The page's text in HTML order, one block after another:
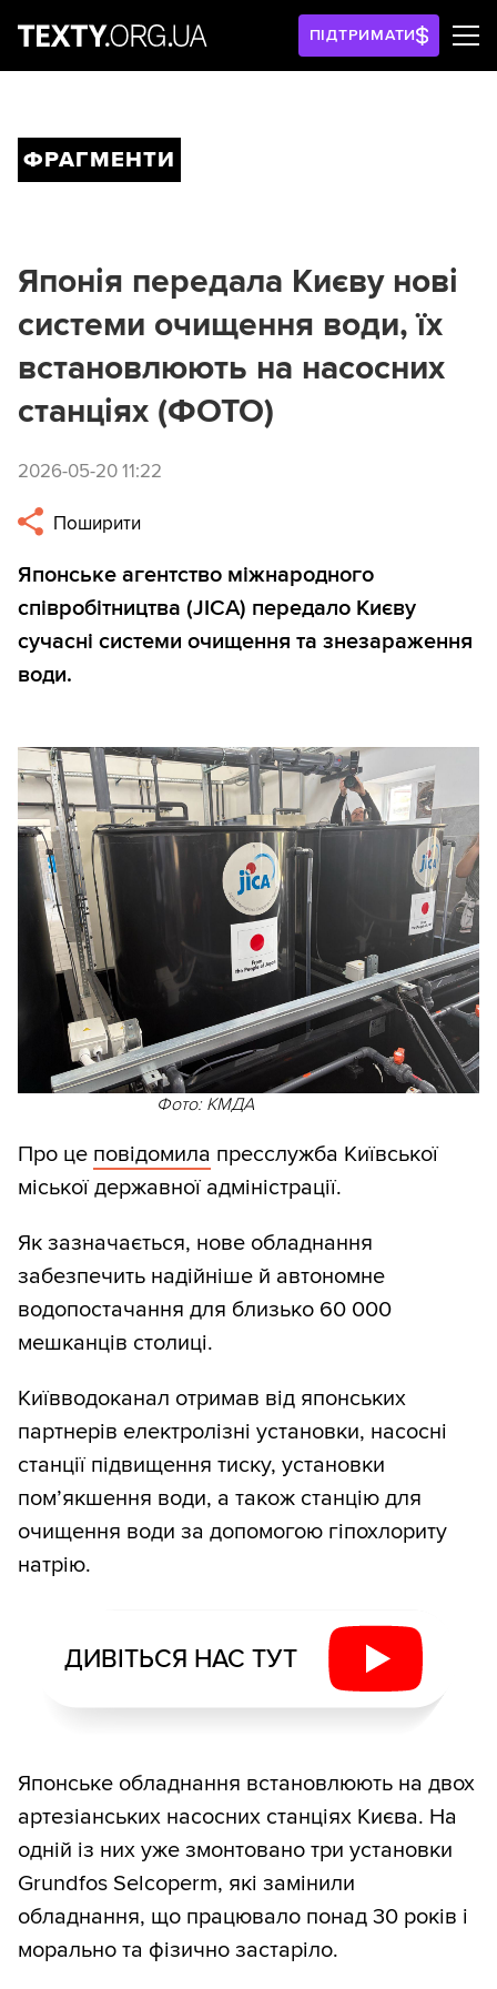
ПІДТРИМАТИ
ФРАГМЕНТИ
Японія передала Києву нові
системи очищення води, їх
встановлюють на насосних
станціях (ФОТО)
2026-05-20 11:22
Поширити
Японське агентство міжнародного
співробітництва (JICA) передало Києву
сучасні системи очищення та знезараження
води.
Фото: КМДА
Про це повідомила пресслужба Київської
міської державної адміністрації.
Як зазначається, нове обладнання
забезпечить надійніше й автономне
водопостачання для близько 60 000
мешканців столиці.
Київводоканал отримав від японських
партнерів електролізні установки, насосні
станції підвищення тиску, установки
пом’якшення води, а також станцію для
очищення води за допомогою гіпохлориту
натрію.
ДИВІТЬСЯ НАС ТУТ
Японське обладнання встановлюють на двох
артезіанських насосних станціях Києва. На
одній із них уже змонтовано три установки
Grundfos Selcoperm, які замінили
обладнання, що працювало понад 30 років і
морально та фізично застаріло.